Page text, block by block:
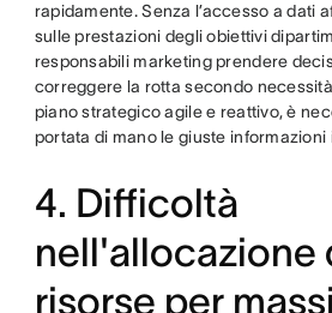
rapidamente. Senza l’accesso a dati
sulle prestazioni degli obiettivi
responsabili marketing prendere
correggere la rotta secondo
piano strategico agile e reattivo, è
portata di mano le giuste informazioni
4. Difficoltà
nell'allocazione
risorse per